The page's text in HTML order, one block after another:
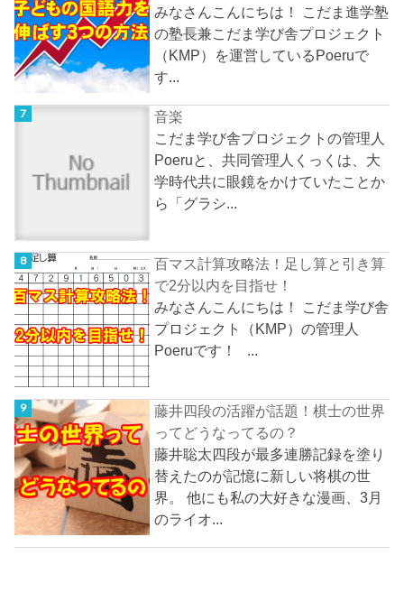
みなさんこんにちは！ こだま進学塾
の塾長兼こだま学び舎プロジェクト
（KMP）を運営しているPoeruで
す...
音楽
こだま学び舎プロジェクトの管理人
Poeruと、共同管理人くっくは、大
学時代共に眼鏡をかけていたことか
ら「グラシ...
百マス計算攻略法！足し算と引き算
で2分以内を目指せ！
みなさんこんにちは！ こだま学び舎
プロジェクト（KMP）の管理人
Poeruです！ ...
藤井四段の活躍が話題！棋士の世界
ってどうなってるの？
藤井聡太四段が最多連勝記録を塗り
替えたのが記憶に新しい将棋の世
界。 他にも私の大好きな漫画、3月
のライオ...